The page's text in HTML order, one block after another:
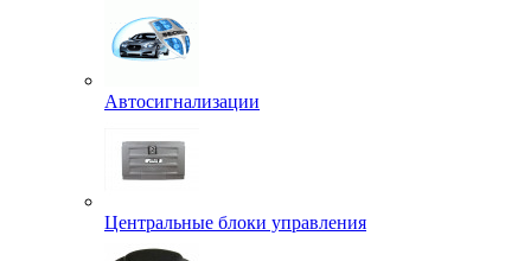
Автосигнализации
Центральные блоки управления